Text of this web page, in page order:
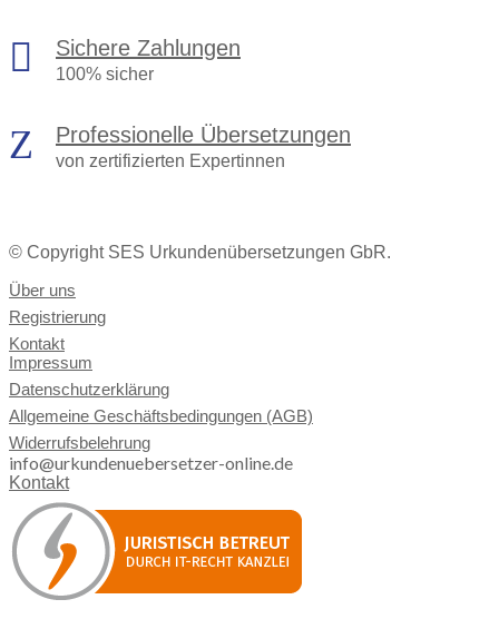
Sichere Zahlungen
100% sicher
Professionelle Übersetzungen
von zertifizierten Expertinnen
© Copyright SES Urkundenübersetzungen GbR.
Über uns
Registrierung
Kontakt
Impressum
Datenschutzerklärung
Allgemeine Geschäftsbedingungen (AGB)
Widerrufsbelehrung
info@urkundenuebersetzer-online.de
Kontakt